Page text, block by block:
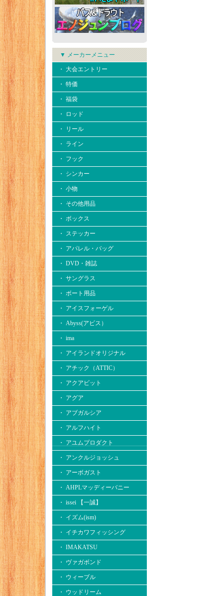
▼ メーカーメニュー
・ 大会エントリー
・ 特価
・ 福袋
・ ロッド
・ リール
・ ライン
・ フック
・ シンカー
・ 小物
・ その他用品
・ ボックス
・ ステッカー
・ アパレル・バッグ
・ DVD・雑誌
・ サングラス
・ ボート用品
・ アイスフォーゲル
・ Abyss(アビス）
・ ima
・ アイランドオリジナル
・ アチック（ATTIC）
・ アクアビット
・ アグア
・ アブガルシア
・ アルフハイト
・ アユムプロダクト
・ アンクルジョッシュ
・ アーボガスト
・ AHPLマッディーバニー
・ issei 【一誠】
・ イズム(ism)
・ イチカワフィッシング
・ IMAKATSU
・ ヴァガボンド
・ ウィーブル
・ ウッドリーム